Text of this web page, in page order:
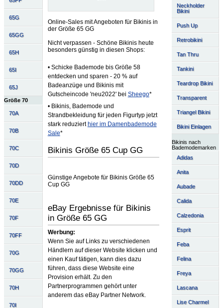
65G
65GG
65H
65I
65J
Größe 70
70A
70B
70C
70D
70DD
70E
70F
70FF
70G
70GG
70H
70I
Neckholder
Bikini
Push Up
Retrobikini
Tan Thru
Tankini
Teardrop Bikini
Transparent
Triangel Bikini
Bikini Einlagen
Bikinis nach
Bademodemarken
Adidas
Anita
Aubade
Calida
Calzedonia
Esprit
Feba
Felina
Freya
Lascana
Lise Charmel
Online-Sales mit Angeboten für Bikinis in
der Größe 65 GG
Nicht verpassen - Schöne Bikinis heute
besonders günstig in diesen Shops:
• Schicke Bademode bis Größe 58
entdecken und sparen - 20 % auf
Badeanzüge und Bikinis mit
Gutscheincode 'neu2022' bei Sheego*
• Bikinis, Bademode und
Strandbekleidung für jeden Figurtyp jetzt
stark reduzierthier im Damenbademode
Sale*
Bikinis Größe 65 Cup GG
Günstige Angebote für Bikinis Größe 65
Cup GG
eBay Ergebnisse für Bikinis
in Größe 65 GG
Werbung:
Wenn Sie auf Links zu verschiedenen
Händlern auf dieser Website klicken und
einen Kauf tätigen, kann dies dazu
führen, dass diese Website eine
Provision erhält. Zu den
Partnerprogrammen gehört unter
anderem das eBay Partner Network.